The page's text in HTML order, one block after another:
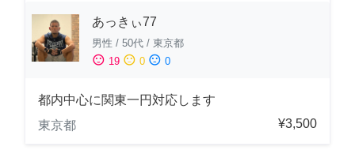
あっきぃ77
男性 / 50代 / 東京都
sentiment_satisfied 19 sentiment_neutral 0 sentiment_dissatisfied 0
都内中心に関東一円対応します
東京都
¥3,500